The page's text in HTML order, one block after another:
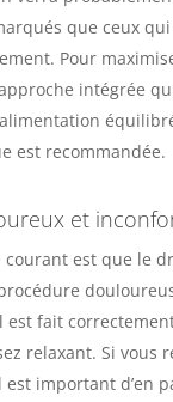
que ceux
Pour
intégrée
est recommandée.
et
courant est que le
est fait
relaxant. Si vous
important d’en